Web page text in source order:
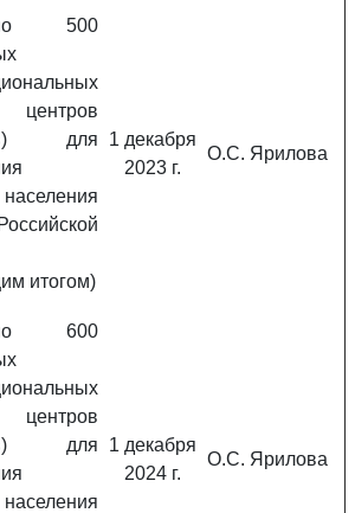
500
центров
для
итогом)
1 декабря
2023 г.
О.С. Ярилова
600
центров
для
1 декабря
2024 г.
О.С. Ярилова